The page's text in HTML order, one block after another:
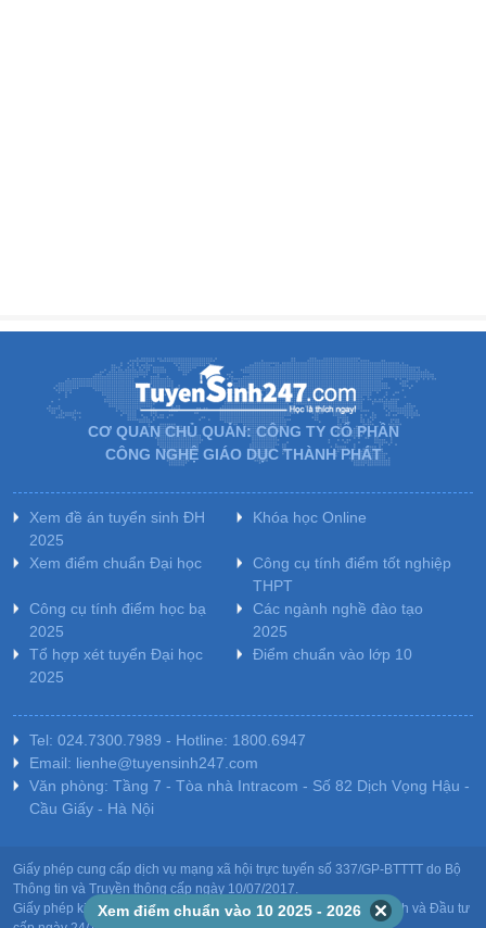
CƠ QUAN CHỦ QUẢN: CÔNG TY CỔ PHẦN
CÔNG NGHỆ GIÁO DỤC THÀNH PHÁT
Xem đề án tuyển sinh ĐH
2025
Khóa học Online
Xem điểm chuẩn Đại học
Công cụ tính điểm tốt nghiệp
THPT
Công cụ tính điểm học bạ
2025
Các ngành nghề đào tạo
2025
Tổ hợp xét tuyển Đại học
2025
Điểm chuẩn vào lớp 10
Tel: 024.7300.7989 - Hotline: 1800.6947
Email: lienhe@tuyensinh247.com
Văn phòng: Tầng 7 - Tòa nhà Intracom - Số 82 Dịch Vọng Hậu -
Cầu Giấy - Hà Nội
Giấy phép cung cấp dịch vụ mạng xã hội trực tuyến số 337/GP-BTTTT do Bộ
Thông tin và Truyền thông cấp ngày 10/07/2017.
Giấy phép kinh doanh giáo dục: MST-0106478082 do Sở Kế hoạch và Đầu tư
Xem điểm chuẩn vào 10 2025 - 2026